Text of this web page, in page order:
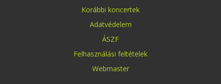
Korábbi koncertek
Adatvédelem
ÁSZF
Felhasználási feltételek
Webmaster